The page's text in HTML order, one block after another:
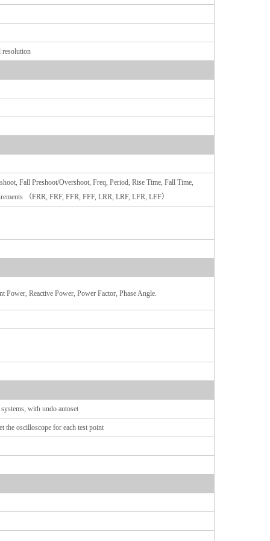
resolution
Fall Preshoot/Overshoot, Freq, Period, Rise Time, Fall Time,
（FRR, FRF, FFR, FFF, LRR, LRF, LFR, LFF）
Reactive Power, Power Factor, Phase Angle.
with undo autoset
the oscilloscope for each test point